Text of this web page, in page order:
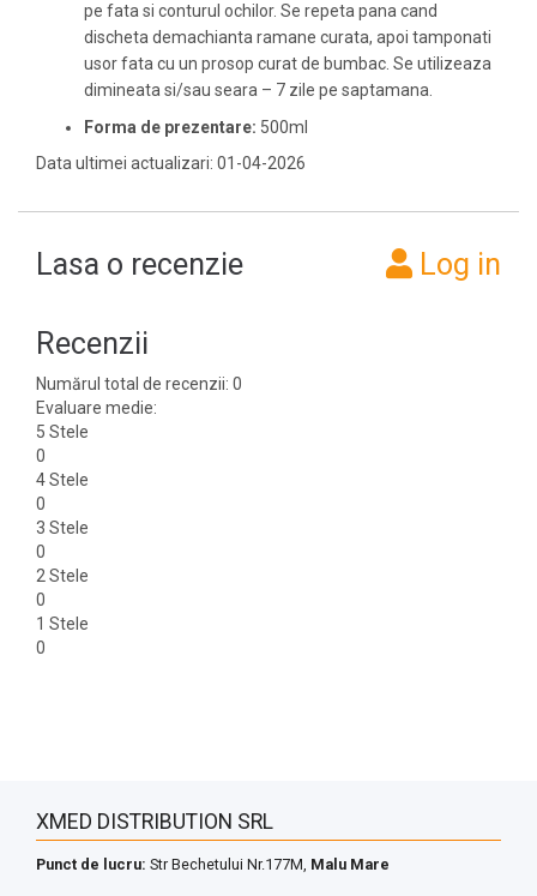
pe fata si conturul ochilor. Se repeta pana cand
discheta demachianta ramane curata, apoi tamponati
usor fata cu un prosop curat de bumbac. Se utilizeaza
dimineata si/sau seara – 7 zile pe saptamana.
Forma de prezentare: 500ml
Data ultimei actualizari: 01-04-2026
Lasa o recenzie Log in
Recenzii
Numărul total de recenzii: 0
Evaluare medie:
5 Stele
0
4 Stele
0
3 Stele
0
2 Stele
0
1 Stele
0
XMED DISTRIBUTION SRL
Punct de lucru: Str Bechetului Nr.177M, Malu Mare